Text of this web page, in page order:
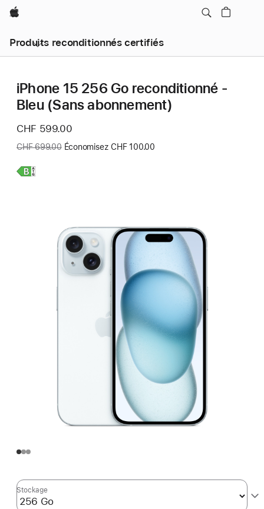
Apple
Produits reconditionnés certifiés
iPhone 15 256 Go reconditionné -
Bleu (Sans abonnement)
Nouveau
prix
CHF 599.00
Ancien
:
CHF 699.00 Économisez CHF 100.00
En
Stockage